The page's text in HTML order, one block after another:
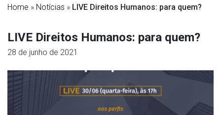
Home » Notícias » LIVE Direitos Humanos: para quem?
LIVE Direitos Humanos: para quem?
28 de junho de 2021